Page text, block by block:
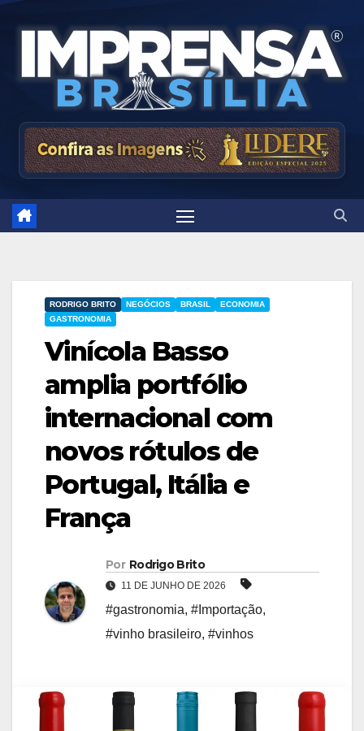
NEGÓCIOS BRASIL
ECONOMIA
GASTRONOMIA
RODRIGO BRITO
Vinícola Basso
amplia portfólio
internacional com
novos rótulos de
Portugal, Itália e
França
Por Rodrigo Brito
11 DE JUNHO DE 2026
#gastronomia, #Importação,
#vinho brasileiro, #vinhos